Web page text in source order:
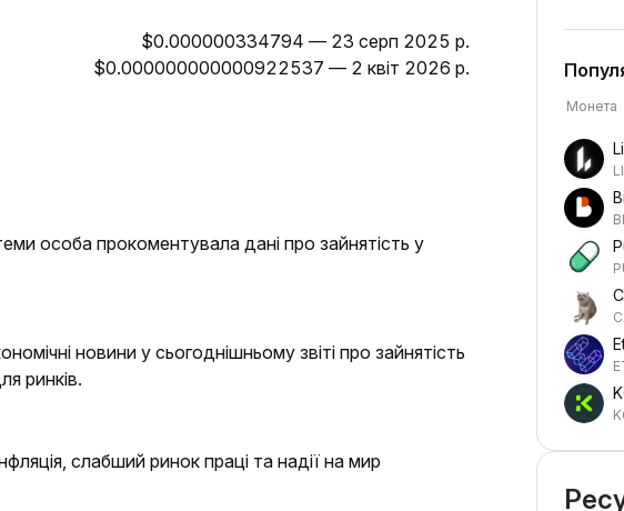
$0.000000334794 — 23 серп 2025 р.
$0.000000000000922537 — 2 квіт 2026 р.
особа прокоментувала дані про зайнятість у
новини у сьогоднішньому звіті про зайнятість
ринків.
слабший ринок праці та надії на мир
Монета